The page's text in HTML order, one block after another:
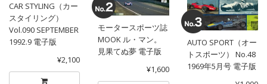
CAR STYLING（カー
スタイリング）
Vol.090 SEPTEMBER
1992.9 電子版
¥2,100
モータースポーツ誌
MOOK ル・マン。
見果てぬ夢 電子版
¥1,600
AUTO SPORT（オー
トスポーツ） No.48
1969年5月号 電子版